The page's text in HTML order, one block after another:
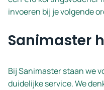
invoeren bij je volgende
Sanimaster
Bij Sanimaster staan we
duidelijke service. We